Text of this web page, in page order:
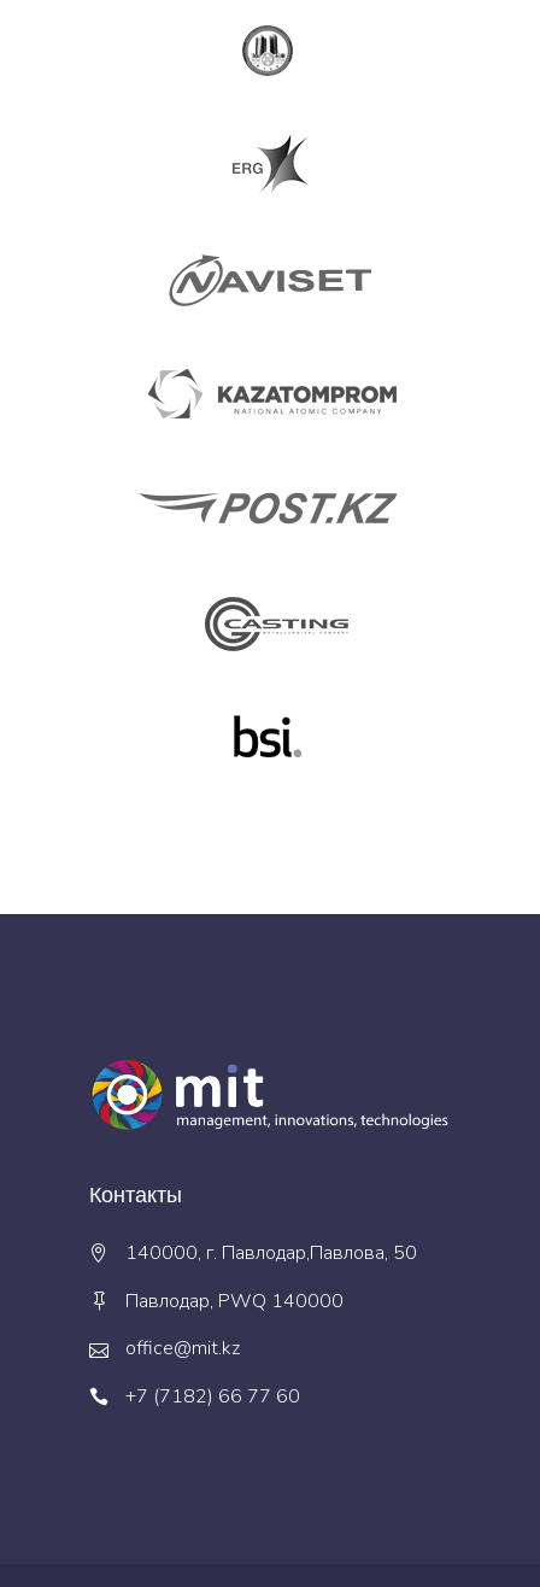
Контакты
140000, г. Павлодар,Павлова, 50
Павлодар, PWQ 140000
office@mit.kz
+7 (7182) 66 77 60